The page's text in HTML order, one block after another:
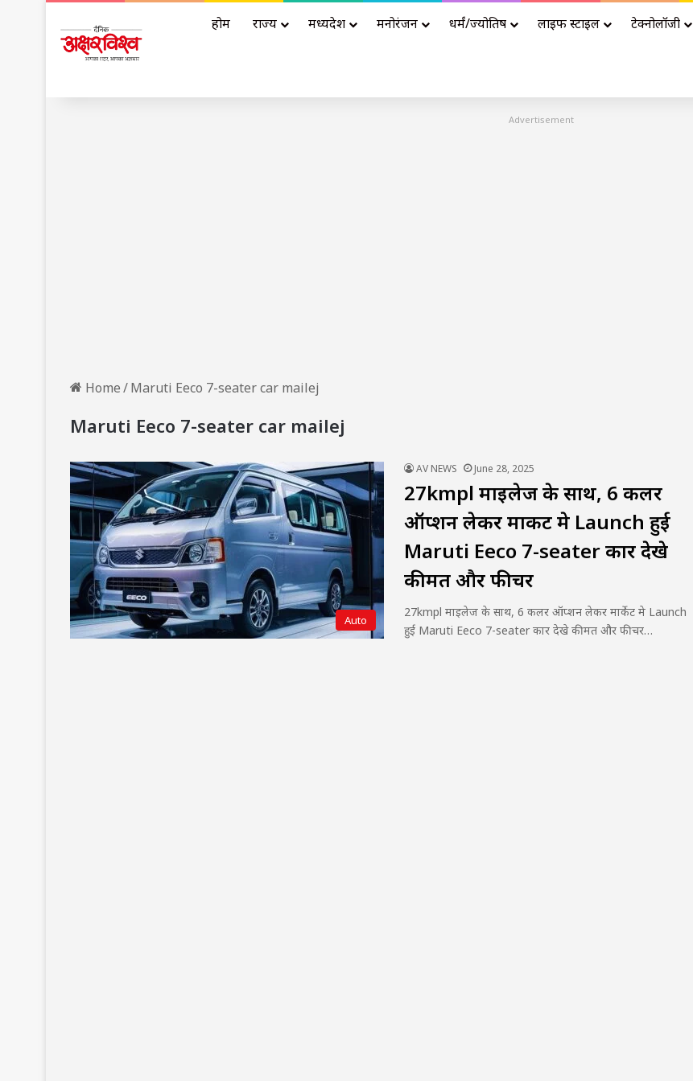
होम राज्य मध्यप्रदेश मनोरंजन धर्मं/ज्योतिष लाइफ स्टाइल टेक्नोलॉजी
Advertisement
Home/Maruti Eeco 7-seater car mailej
Maruti Eeco 7-seater car mailej
Auto
AV NEWS June 28, 2025
27kmpl माइलेज के साथ, 6 कलर
ऑप्शन लेकर मार्केट मे Launch हुई
Maruti Eeco 7-seater कार देखे
कीमत और फीचर
27kmpl माइलेज के साथ, 6 कलर ऑप्शन लेकर मार्केट मे Launch
हुई Maruti Eeco 7-seater कार देखे कीमत और फीचर…